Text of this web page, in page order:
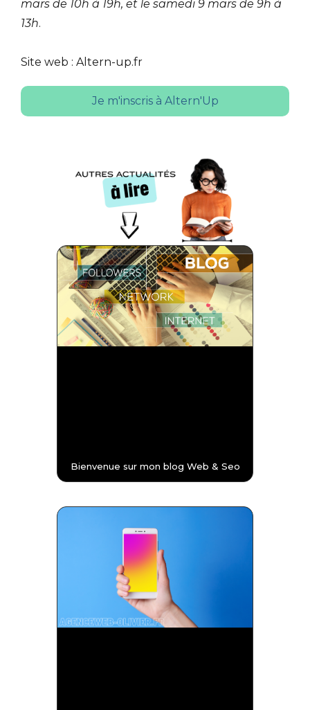
mars de 10h à 19h, et le samedi 9 mars de 9h à
13h.
Site web : Altern-up.fr
Je m'inscris à Altern'Up
Bienvenue sur mon blog Web & Seo